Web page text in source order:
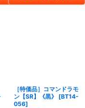
［特価品］コマンドラモ
ン【SR】《黒》
[BT14-
056]